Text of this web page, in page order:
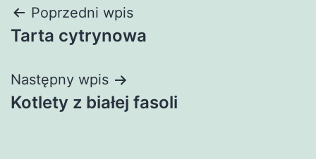
Nawigacja
wpisu
Poprzedni wpis
Tarta cytrynowa
Następny wpis
Kotlety z białej fasoli